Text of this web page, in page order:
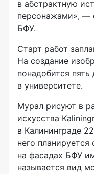
в абстрактную
персонажами», —
БФУ.
Старт работ
На создание
понадобится пять
в университете.
Мурал рисуют в
искусства
в Калининграде
него
на фасадах БФУ
называется вид